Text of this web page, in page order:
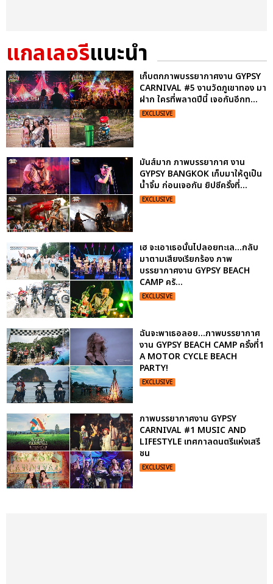
แกลเลอรีแนะนำ
เก็บตกภาพบรรยากาศงาน GYPSY
CARNIVAL #5 งานวัดภูเขาทอง มา
ฝาก ใครที่พลาดปีนี้ เจอกันอีกท...
EXCLUSIVE
มันส์มาก ภาพบรรยากาศ งาน
GYPSY BANGKOK เก็บมาให้ดูเป็น
น้ำจิ้ม ก่อนเจอกัน ยิปซีครั้งที่...
EXCLUSIVE
เฮ จะเอาเธอนั้นไปลอยทะเล...กลับ
มาตามเสียงเรียกร้อง ภาพ
บรรยากาศงาน GYPSY BEACH
CAMP ครั...
EXCLUSIVE
ฉันจะพาเธอลอย...ภาพบรรยากาศ
งาน GYPSY BEACH CAMP ครั้งที่1
A MOTOR CYCLE BEACH
PARTY!
EXCLUSIVE
ภาพบรรยากาศงาน GYPSY
CARNIVAL #1 MUSIC AND
LIFESTYLE เทศกาลดนตรีแห่งเสรี
ชน
EXCLUSIVE